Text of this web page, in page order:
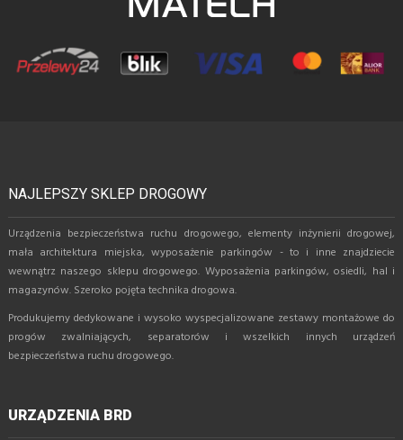
NAJLEPSZY SKLEP DROGOWY
Urządzenia bezpieczeństwa ruchu drogowego, elementy inżynierii drogowej,
mała architektura miejska, wyposażenie parkingów - to i inne znajdziecie
wewnątrz naszego sklepu drogowego. Wyposażenia parkingów, osiedli, hal i
magazynów. Szeroko pojęta technika drogowa.
Produkujemy dedykowane i wysoko wyspecjalizowane zestawy montażowe do
progów zwalniających, separatorów i wszelkich innych urządzeń
bezpieczeństwa ruchu drogowego.
URZĄDZENIA BRD